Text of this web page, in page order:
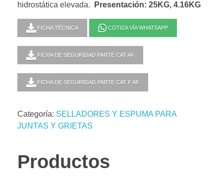
hidrostática elevada.
Presentación: 25KG, 4.16KG
FICHA TÉCNICA COTIZA VÍA WHATSAPP
FICHA DE SEGURIDAD PARTE CAT AF
FICHA DE SEGURIDAD PARTE CAT F AF
Categoría: SELLADORES Y ESPUMA PARA
JUNTAS Y GRIETAS
Productos